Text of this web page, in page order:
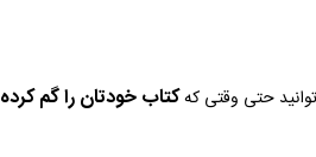
حتی وقتی کهکتاب خودتان را گم کرده